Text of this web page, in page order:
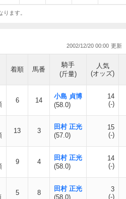
ます。
2002/12/20 00:00
着順 馬番
騎手
(斤量)
人気
(オッズ)
6 14
小島 貞博
(58.0)
14
(-)
13 3
田村 正光
(57.0)
15
(-)
9 4
田村 正光
(58.0)
14
(-)
5 8
田村 正光
(58.0)
3
(-)